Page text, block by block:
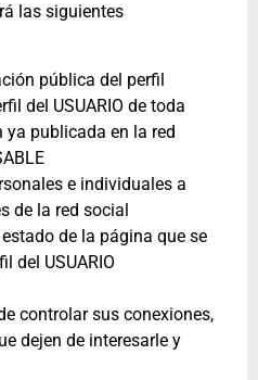
las siguientes
pública del perfil
del USUARIO de toda
publicada en la red
e individuales a
de la red social
de la página que se
del USUARIO
controlar sus conexiones,
dejen de interesarle y